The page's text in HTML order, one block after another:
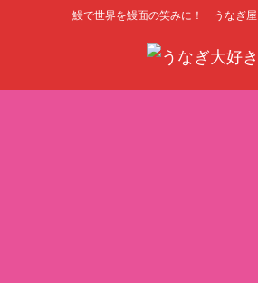
鰻で世界を鰻面の笑みに！ うなぎ屋